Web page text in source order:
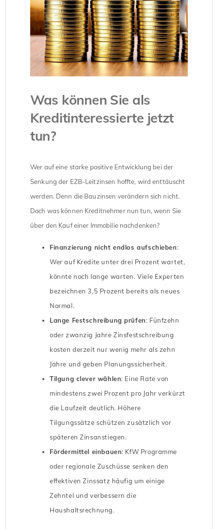
Was können Sie als
Kreditinteressierte jetzt
tun?
Wer auf eine starke positive Entwicklung bei der
Senkung der EZB-Leitzinsen hoffte, wird enttäuscht
werden. Denn die Bauzinsen verändern sich nicht.
Doch was können Kreditnehmer nun tun, wenn Sie
über den Kauf einer Immobilie nachdenken?
Finanzierung nicht endlos aufschieben:
Wer auf Kredite unter drei Prozent wartet,
könnte noch lange warten. Viele Experten
bezeichnen 3,5 Prozent bereits als neues
Normal.
Lange Festschreibung prüfen: Fünfzehn
oder zwanzig Jahre Zinsfestschreibung
kosten derzeit nur wenig mehr als zehn
Jahre und geben Planungssicherheit.
Tilgung clever wählen: Eine Rate von
mindestens zwei Prozent pro Jahr verkürzt
die Laufzeit deutlich. Höhere
Tilgungssätze schützen zusätzlich vor
späteren Zinsanstiegen.
Fördermittel einbauen: KfW Programme
oder regionale Zuschüsse senken den
effektiven Zinssatz häufig um einige
Zehntel und verbessern die
Haushaltsrechnung.